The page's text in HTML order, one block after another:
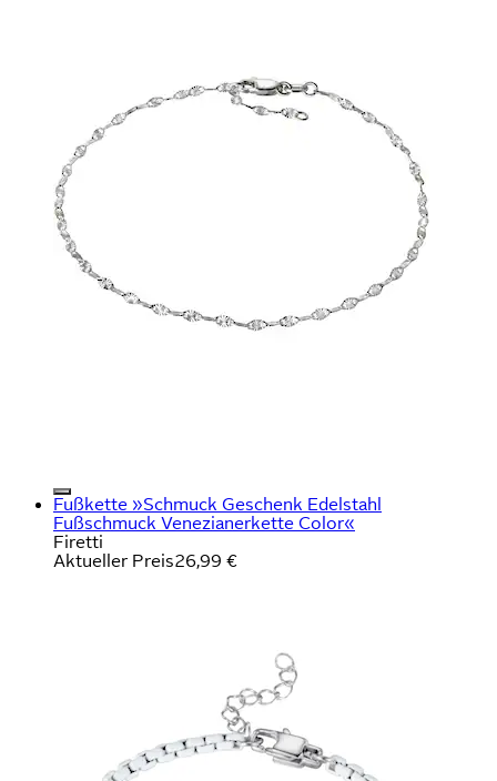
Fußkette »Schmuck Geschenk Edelstahl
Fußschmuck Venezianerkette Color«
Firetti
Aktueller Preis26,99 €